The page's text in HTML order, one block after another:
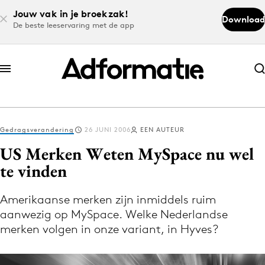
Jouw vak in je broekzak!
De beste leeservaring met de app
Download
Abonneer nu
Abonneer nu
Log in
Volg het laatste nieuws via de Adformatie
Nieuws app
Gedragsverandering 26 JUNI 2006 EEN AUTEUR
US Merken Weten MySpace nu wel
te vinden
Amerikaanse merken zijn inmiddels ruim
aanwezig op MySpace. Welke Nederlandse
merken volgen in onze variant, in Hyves?